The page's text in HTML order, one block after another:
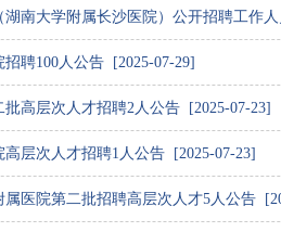
湖南大学附属长沙医院）公开招聘工作
聘100人公告 [2025-07-29]
高层次人才招聘2人公告 [2025-07-23]
层次人才招聘1人公告 [2025-07-23]
属医院第二批招聘高层次人才5人公告